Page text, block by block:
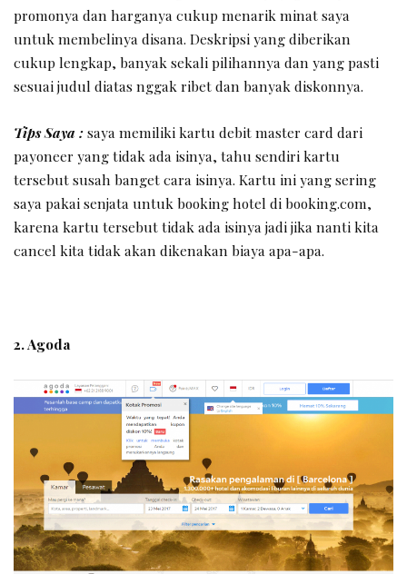
promonya dan harganya cukup menarik minat saya
untuk membelinya disana. Deskripsi yang diberikan
cukup lengkap, banyak sekali pilihannya dan yang pasti
sesuai judul diatas nggak ribet dan banyak diskonnya.
Tips Saya :saya memiliki kartu debit master card dari
payoneer yang tidak ada isinya, tahu sendiri kartu
tersebut susah banget cara isinya. Kartu ini yang sering
saya pakai senjata untuk booking hotel di booking.com,
karena kartu tersebut tidak ada isinya jadi jika nanti kita
cancel kita tidak akan dikenakan biaya apa-apa.
2. Agoda